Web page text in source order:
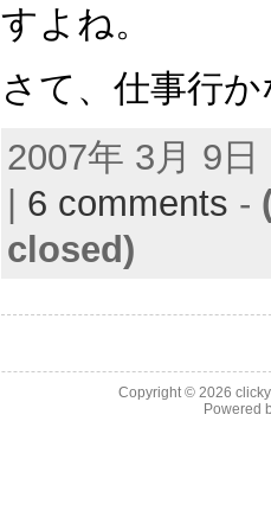
すよね。
さて、仕事行
2007年 3月 9
6 comments -
closed)
Copyright © 2026
Powered